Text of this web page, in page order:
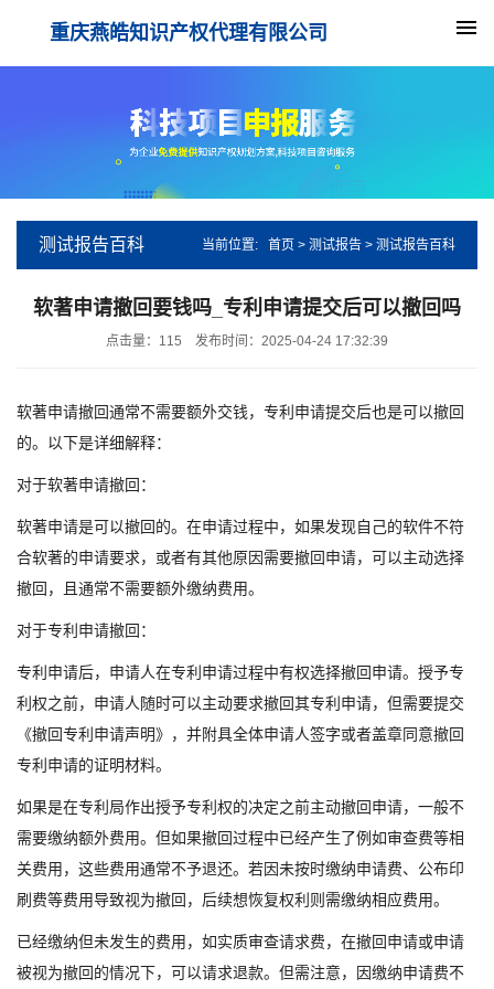
重庆燕皓知识产权代理有限公司
测试报告百科 当前位置: 首页 > 测试报告 > 测试报告百科
软著申请撤回要钱吗_专利申请提交后可以撤回吗
点击量： 115 发布时间：2025-04-24 17:32:39
软著申请撤回通常不需要额外交钱，专利申请提交后也是可以撤回
的。以下是详细解释：
对于软著申请撤回：
软著申请是可以撤回的。在申请过程中，如果发现自己的软件不符
合软著的申请要求，或者有其他原因需要撤回申请，可以主动选择
撤回，且通常不需要额外缴纳费用。
对于专利申请撤回：
专利申请后，申请人在专利申请过程中有权选择撤回申请。授予专
利权之前，申请人随时可以主动要求撤回其专利申请，但需要提交
《撤回专利申请声明》，并附具全体申请人签字或者盖章同意撤回
专利申请的证明材料。
如果是在专利局作出授予专利权的决定之前主动撤回申请，一般不
需要缴纳额外费用。但如果撤回过程中已经产生了例如审查费等相
关费用，这些费用通常不予退还。若因未按时缴纳申请费、公布印
刷费等费用导致视为撤回，后续想恢复权利则需缴纳相应费用。
已经缴纳但未发生的费用，如实质审查请求费，在撤回申请或申请
被视为撤回的情况下，可以请求退款。但需注意，因缴纳申请费不